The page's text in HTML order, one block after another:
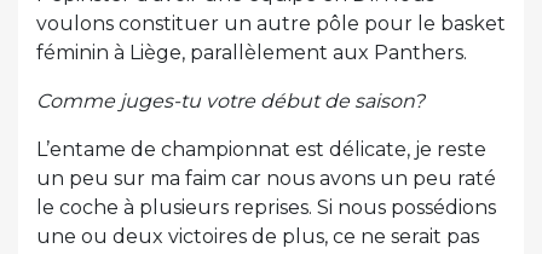
voulons constituer un autre pôle pour le basket
féminin à Liège, parallèlement aux Panthers.
Comme juges-tu votre début de saison?
L’entame de championnat est délicate, je reste
un peu sur ma faim car nous avons un peu raté
le coche à plusieurs reprises. Si nous possédions
une ou deux victoires de plus, ce ne serait pas